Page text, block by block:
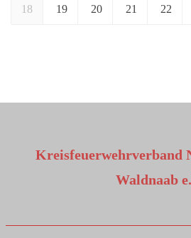
18 19 20 21 22
Kreisfeuerwehrverband
Waldnaab